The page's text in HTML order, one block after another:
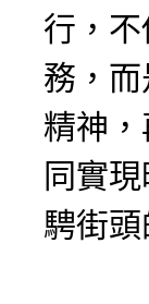
行，
務，
精神
同實
騁街